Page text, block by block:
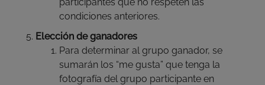
condiciones anteriores.
Elección de ganadores
Para determinar al grupo ganador, se
sumarán los “me gusta” que tenga la
fotografía del grupo participante en